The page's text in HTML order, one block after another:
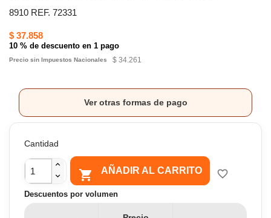
8910 REF. 72331
$ 37.858
10 % de descuento en 1 pago
Precio sin Impuestos Nacionales $ 34.261
Ver otras formas de pago
Cantidad
 AÑADIR AL CARRITO favorite_border
Descuentos por volumen